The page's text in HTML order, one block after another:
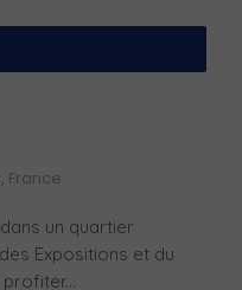
France
un quartier
Expositions et du